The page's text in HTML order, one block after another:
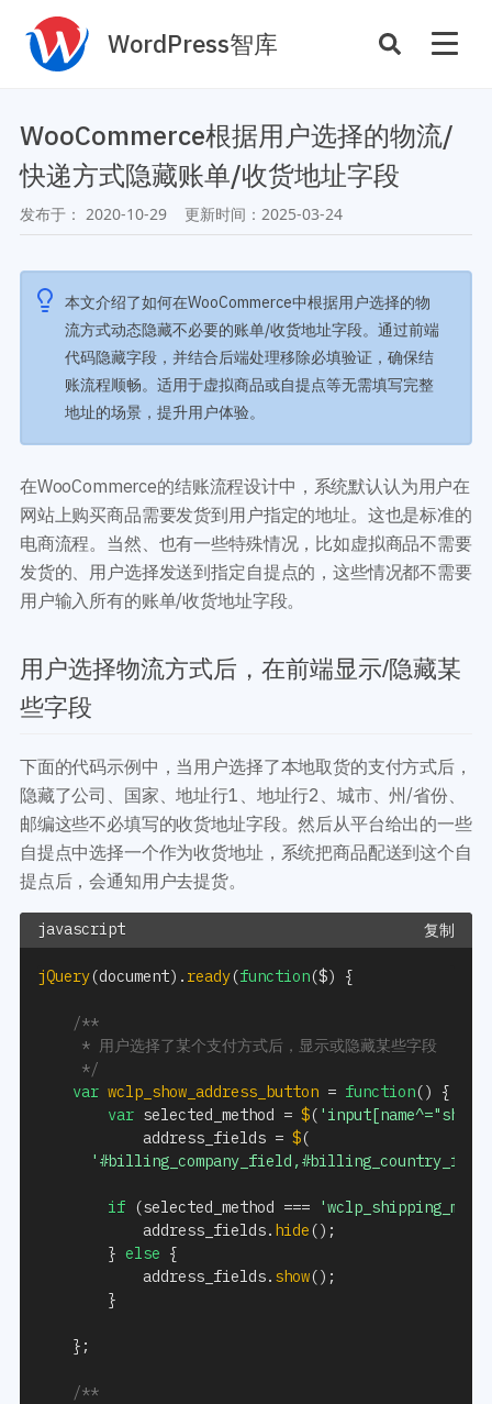
WordPress智库
主机托管 性能优化
SEO与全站运营
案例
主题案例
插件案例
商店
插件商店
资源
主题推荐
插件推荐
开发手册
主题开发手册
插件开发手册
开发教程
主题开发分享
后台开发定制
前端开发技巧
WP新闻资讯
技术专题
安全增强
性能优化
WordPress数据库
电子商务和支付
WooCommerce根据用户选择的物流/
快递方式隐藏账单/收货地址字段
发布于： 2020-10-29 更新时间： 2025-03-24
本文介绍了如何在WooCommerce中根据用户选择的物
流方式动态隐藏不必要的账单/收货地址字段。通过前端
代码隐藏字段，并结合后端处理移除必填验证，确保结
账流程顺畅。适用于虚拟商品或自提点等无需填写完整
地址的场景，提升用户体验。
在WooCommerce的结账流程设计中，系统默认认为用户在
网站上购买商品需要发货到用户指定的地址。这也是标准的
电商流程。当然、也有一些特殊情况，比如虚拟商品不需要
发货的、用户选择发送到指定自提点的，这些情况都不需要
用户输入所有的账单/收货地址字段。
用户选择物流方式后，在前端显示/隐藏某
些字段
下面的代码示例中，当用户选择了本地取货的支付方式后，
隐藏了公司、国家、地址行1、地址行2、城市、州/省份、
邮编这些不必填写的收货地址字段。然后从平台给出的一些
自提点中选择一个作为收货地址，系统把商品配送到这个自
提点后，会通知用户去提货。
复制
jQuery(document) . ready(function($) {
/**
     * 用户选择了某个支付方式后，显示或隐藏某些字段
     */
var wclp_show_address_button = function()
{
var selected_method = $(
            address_fields
= $(
if (selected_method ===
            address_fields
. hide() ;
} else {
            address_fields
. show() ;
}
} ;
/**